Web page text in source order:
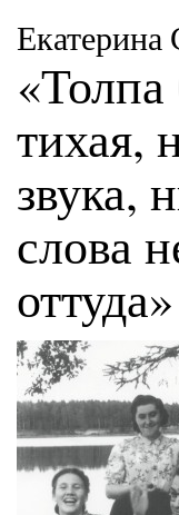
Екатерина
тихая,
звука,
слова
оттуда»